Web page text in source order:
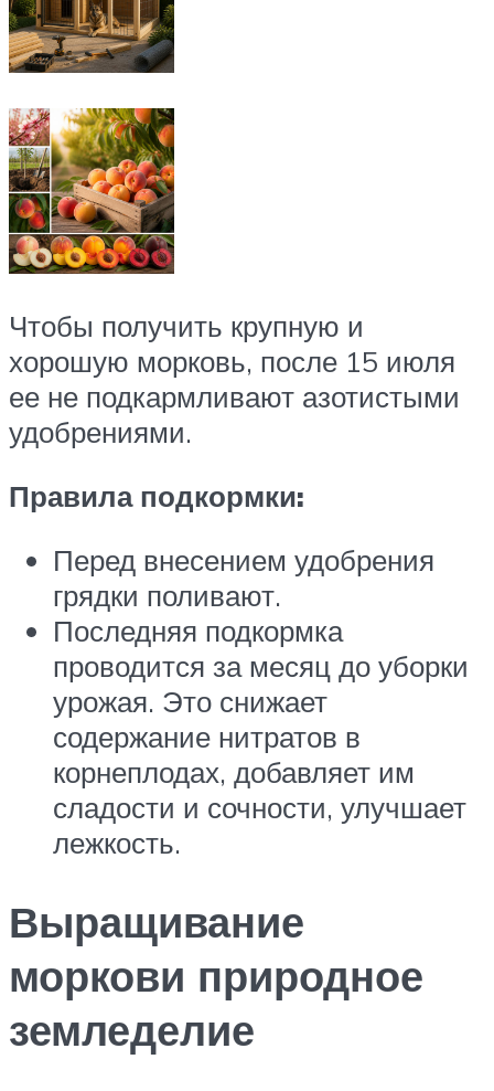
Чтобы получить крупную и
хорошую морковь, после 15 июля
ее не подкармливают азотистыми
удобрениями.
Правила подкормки:
Перед внесением удобрения
грядки поливают.
Последняя подкормка
проводится за месяц до уборки
урожая. Это снижает
содержание нитратов в
корнеплодах, добавляет им
сладости и сочности, улучшает
лежкость.
Выращивание
моркови природное
земледелие